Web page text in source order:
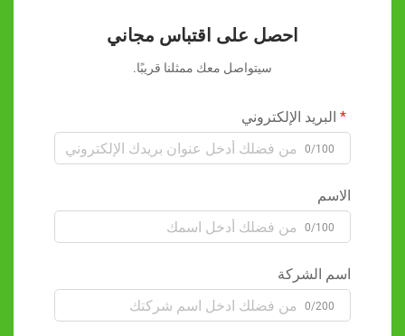
احصل على اقتباس مجاني
سيتواصل معك ممثلنا قريبًا.
البريد الإلكتروني
0/100
الاسم
0/100
اسم الشركة
0/200